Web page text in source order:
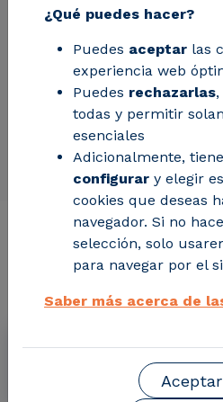
Información
Junio 2017 -
¿Qué puedes hacer?
Puedes aceptar las
experiencia web
Puedes rechazarlas
todas y permitir
esenciales
Adicionalmente,
configurar y elegir
cookies que deseas
navegador. Si no
selección, solo
para navegar por el
Saber más acerca de
Aceptar